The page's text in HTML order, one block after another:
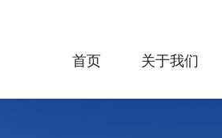
首页 关于我们